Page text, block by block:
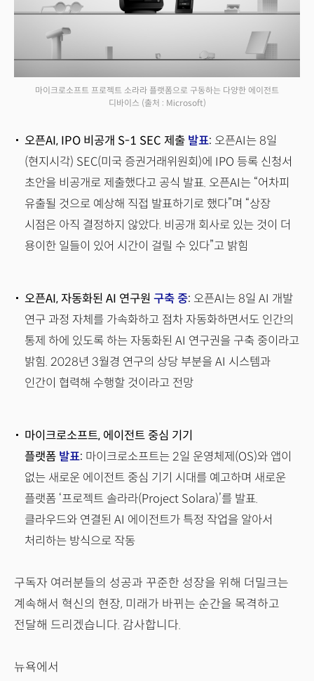
마이크로소프트 프로젝트 소라라 플랫폼으로 구동하는 다양한 에이전트
디바이스 (출처 : Microsoft)
오픈AI, IPO 비공개 S-1 SEC 제출 발표: 오픈AI는 8일
(현지시각) SEC(미국 증권거래위원회)에 IPO 등록 신청서
초안을 비공개로 제출했다고 공식 발표. 오픈AI는 “어차피
유출될 것으로 예상해 직접 발표하기로 했다”며 “상장
시점은 아직 결정하지 않았다. 비공개 회사로 있는 것이 더
용이한 일들이 있어 시간이 걸릴 수 있다”고 밝힘
오픈AI, 자동화된 AI 연구원 구축 중: 오픈AI는 8일 AI 개발
연구 과정 자체를 가속화하고 점차 자동화하면서도 인간의
통제 하에 있도록 하는 자동화된 AI 연구권을 구축 중이라고
밝힘. 2028년 3월경 연구의 상당 부분을 AI 시스템과
인간이 협력해 수행할 것이라고 전망
마이크로소프트, 에이전트 중심 기기
플랫폼 발표: 마이크로소프트는 2일 운영체제(OS)와 앱이
없는 새로운 에이전트 중심 기기 시대를 예고하며 새로운
플랫폼 ‘프로젝트 솔라라(Project Solara)’를 발표.
클라우드와 연결된 AI 에이전트가 특정 작업을 알아서
처리하는 방식으로 작동
구독자 여러분들의 성공과 꾸준한 성장을 위해 더밀크는
계속해서 혁신의 현장, 미래가 바뀌는 순간을 목격하고
전달해 드리겠습니다. 감사합니다.
뉴욕에서